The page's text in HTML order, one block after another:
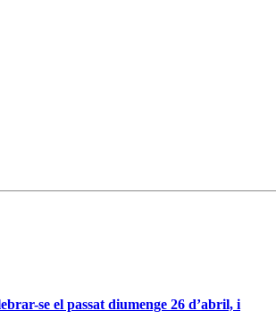
se el passat diumenge 26 d’abril, i